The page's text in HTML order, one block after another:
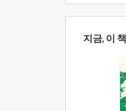
지금, 이 책